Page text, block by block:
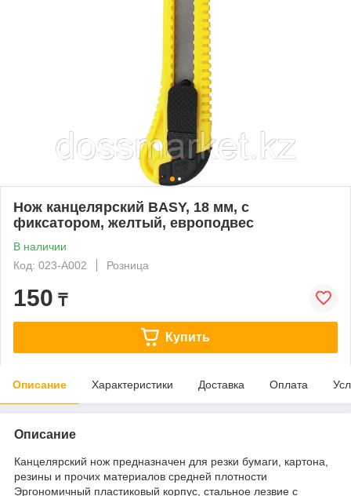
Нож канцелярский BASY, 18 мм, с
фиксатором, желтый, европодвес
В наличии
Код: 023-A002
Розница
150 ₸
Купить
Описание Характеристики Доставка Оплата
Описание
Канцелярский нож предназначен для резки бумаги, картона,
резины и прочих материалов средней плотности
Эргономичный пластиковый корпус, стальное лезвие с